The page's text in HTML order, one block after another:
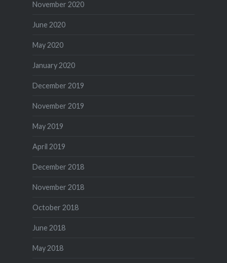
November 2020
June 2020
May 2020
January 2020
December 2019
November 2019
May 2019
April 2019
December 2018
November 2018
October 2018
June 2018
May 2018